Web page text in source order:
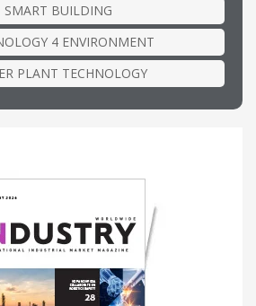
SMART BUILDING
4 ENVIRONMENT
PLANT TECHNOLOGY